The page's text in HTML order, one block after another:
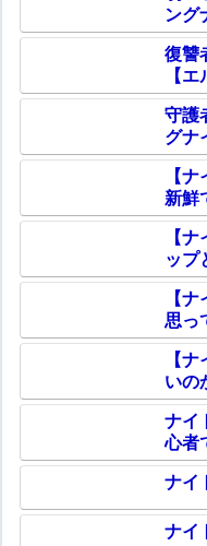
ング
復讐
【
守護
グナ
【
新鮮
【
ップ
【
思っ
【
いの
ナイ
心者
ナイ
ナイ